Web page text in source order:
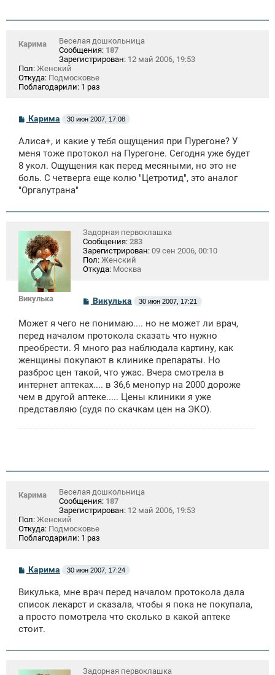
Карима
Веселая дошкольница
Сообщения: 187
Зарегистрирован: 12 май 2006, 19:53
Пол: Женский
Откуда: Подмосковье
Поблагодарили: 1 раз
С
б
щ
н
и
е
Карима 30 июн 2007, 17:08
Алиса+, и какие у тебя ощущения при Пурегоне? У
меня тоже протокол на Пурегоне. Сегодня уже будет
8 укол. Ощущения как перед месяными, но это не
боль. С четверга еще колю "Цетротид", это аналог
"Оргалутрана"
Викулька
Задорная первоклашка
Сообщения: 283
Зарегистрирован: 09 сен 2006, 00:10
Пол: Женский
Откуда: Москва
С
б
щ
е
н
и
Викулька 30 июн 2007, 17:21
Может я чего не понимаю.... но не может ли врач,
перед началом протокола сказать что нужно
преобрести. Я много раз наблюдала картину, как
женщины покупают в клинике препараты. Но
разброс цен такой, что ужас. Вчера смотрела в
интернет аптеках.... в 36,6 менопур на 2000 дороже
чем в другой аптеке..... Цены клиники я уже
представляю (судя по скачкам цен на ЭКО).
Карима
Веселая дошкольница
Сообщения: 187
Зарегистрирован: 12 май 2006, 19:53
Пол: Женский
Откуда: Подмосковье
Поблагодарили: 1 раз
С
о
б
щ
н
и
Карима 30 июн 2007, 17:24
Викулька, мне врач перед началом протокола дала
список лекарст и сказала, чтобы я пока не покупала,
а просто помотрела что сколько в какой аптеке
стоит.
Задорная первоклашка